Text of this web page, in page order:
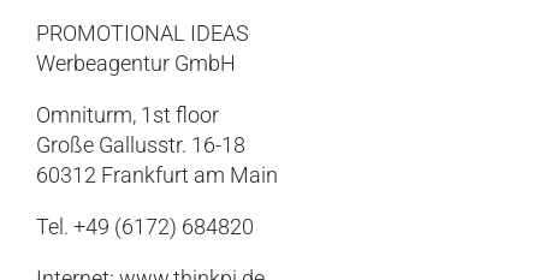
PROMOTIONAL IDEAS
Werbeagentur GmbH
Omniturm, 1st floor
Große Gallusstr. 16-18
60312 Frankfurt am Main
Tel. +49 (6172) 684820